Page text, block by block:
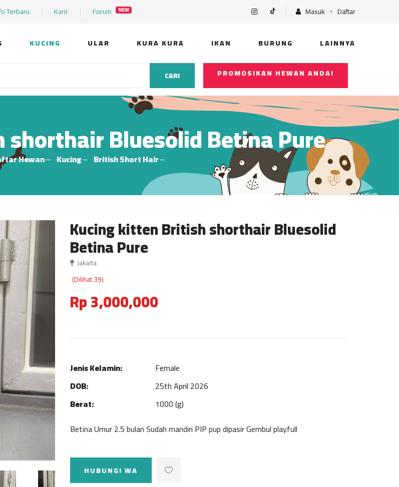
Terbaru Karir Forum NEW Masuk Daftar
KUCING ULAR KURA KURA IKAN BURUNG LAINNYA
CARI PROMOSIKAN HEWAN ANDA!
Bluesolid Betina Pure
Hewan Kucing British Short Hair
Kucing kitten British shorthair Bluesolid
Betina Pure
Jakarta
(Dilihat 39)
Rp 3,000,000
Jenis Kelamin:
Female
DOB:
25th April 2026
Berat:
1000 (g)
Betina Umur 2.5 bulan Sudah mandiri PIP pup dipasir Gembul playfull
HUBUNGI WA